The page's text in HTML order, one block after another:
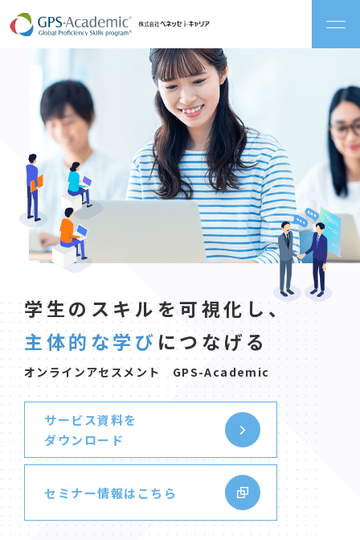
学生のスキルを可視化し、
主体的な学び につなげる
オンラインアセスメント GPS-Academic
サービス資料を
ダウンロード
セミナー情報はこちら